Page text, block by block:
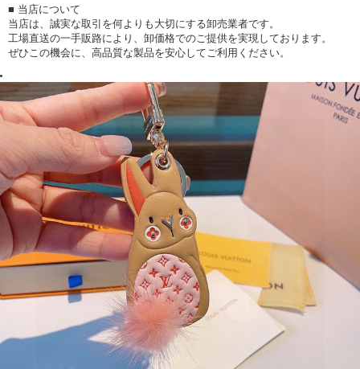
■ 当店について
当店は、誠実な取引を何よりも大切にする卸売業者です。
工場直送の一手販路により、卸価格でのご提供を実現しております。
ぜひこの機会に、高品質な製品を安心してご利用ください。